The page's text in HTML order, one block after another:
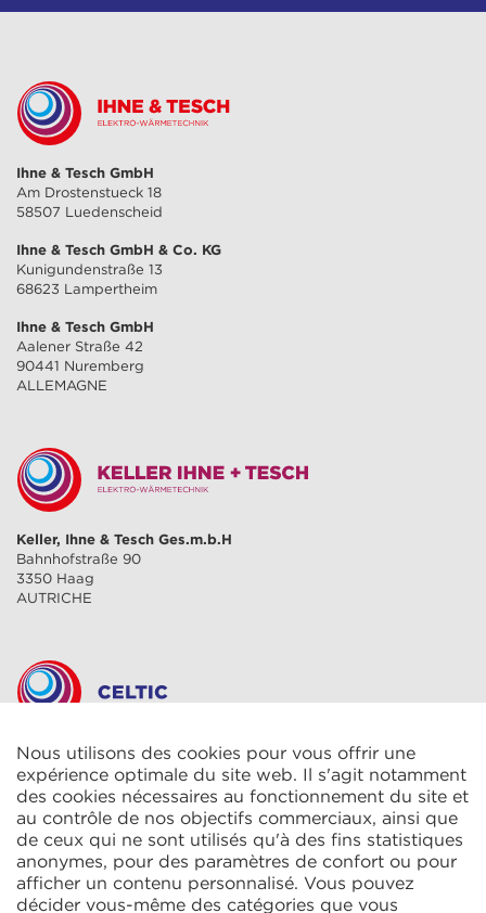
Ihne & Tesch GmbH
Am Drostenstueck 18
58507 Luedenscheid
Ihne & Tesch GmbH & Co. KG
Kunigundenstraße 13
68623 Lampertheim
Ihne & Tesch GmbH
Aalener Straße 42
90441 Nuremberg
ALLEMAGNE
Keller, Ihne & Tesch Ges.m.b.H
Bahnhofstraße 90
3350 Haag
AUTRICHE
CELTIC S.A.R.L.
2 Rue René Cassin
ZAC La Villette-aux-Aulnes
77290 Mitry-Mory
FRANCE
Nous utilisons des cookies pour vous offrir une
expérience optimale du site web. Il s'agit notamment
des cookies nécessaires au fonctionnement du site et
au contrôle de nos objectifs commerciaux, ainsi que
de ceux qui ne sont utilisés qu'à des fins statistiques
anonymes, pour des paramètres de confort ou pour
afficher un contenu personnalisé. Vous pouvez
décider vous-même des catégories que vous